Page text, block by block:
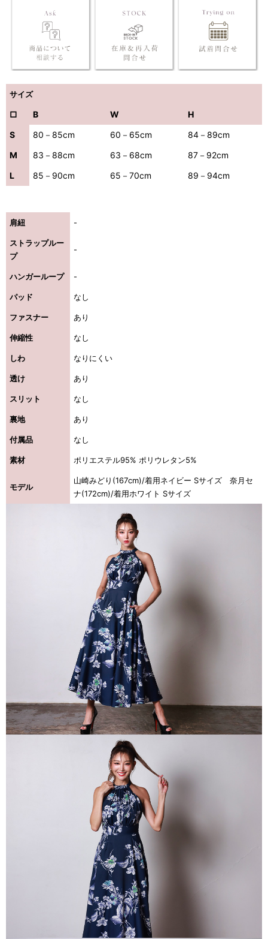
サイズ
□ B W
H
S
80－85cm 60－65cm
84－89cm
M
83－88cm 63－68cm
87－92cm
L
85－90cm 65－70cm 89－94cm
肩紐 -
ストラップルー
プ
-
ハンガーループ -
パッド なし
ファスナー あり
伸縮性 なし
しわ なりにくい
透け あり
スリット なし
裏地 あり
付属品 なし
素材 ポリエステル95% ポリウレタン5%
モデル
山崎みどり(167cm)/着用ネイビー Sサイズ 奈月セ
ナ(172cm)/着用ホワイト Sサイズ